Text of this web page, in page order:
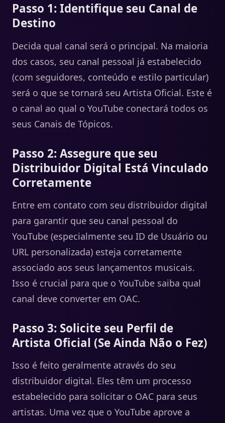
Passo 1: Identifique seu Canal de
Destino
Decida qual canal será o principal. Na maioria
dos casos, seu canal pessoal já estabelecido
(com seguidores, conteúdo e estilo particular)
será o que se tornará seu Artista Oficial. Este é
o canal ao qual o YouTube conectará todos os
seus Canais de Tópicos.
Passo 2: Assegure que seu
Distribuidor Digital Está Vinculado
Corretamente
Entre em contato com seu distribuidor digital
para garantir que seu canal pessoal do
YouTube (especialmente seu ID de Usuário ou
URL personalizada) esteja corretamente
associado aos seus lançamentos musicais.
Isso é crucial para que o YouTube saiba qual
canal deve converter em OAC.
Passo 3: Solicite seu Perfil de
Artista Oficial (Se Ainda Não o Fez)
Isso é feito geralmente através do seu
distribuidor digital. Eles têm um processo
estabelecido para solicitar o OAC para seus
artistas. Uma vez que o YouTube aprove a